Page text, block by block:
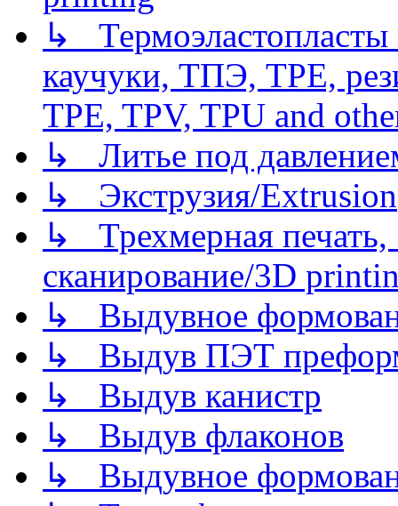
↳
каучуки, ТПЭ, TPE,
TPE, TPV, TPU and
↳ Литье под
↳ Экструзия/Extrusion
↳ Трехмерная
сканирование/3D
↳ Выдувное
↳ Выдув ПЭТ
↳ Выдув канистр
↳ Выдув флаконов
↳ Выдувное